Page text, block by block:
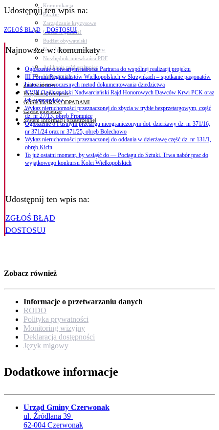
Komunikacja
Parafie
Zarządzanie kryzysowe
C.ześć w gminie!
Budżet obywatelski
Nieodpłatna pomoc prawna
Niezbędnik mieszkańca PDF
Aplikacja mMieszkaniec
Mapa gminy
Załatw sprawę
Pozyskane fundusze
GOSPODARKA ODPADAMI
Czyste powietrze
System Informacji przestrzennej
Udostępnij ten wpis na:
ZGŁOŚ BŁĄD DOSTOSUJ
Najnowszew: komunikaty
Ogłoszenie o otwartym naborze Partnera do wspólnej realizacji projektu
III Forum Regionalistów Wielkopolskich w Skrzynkach – spotkanie pasjonatów
historii i nowoczesnych metod dokumentowania dziedzictwa
XVIII Ogólnopolski Nadwarciański Rajd Honorowych Dawców Krwi PCK oraz
ich sympatyków
Wykaz nieruchomości przeznaczonej do zbycia w trybie bezprzetargowym, część
dz. nr 27/13, obręb Promnice
Ogłoszenie o I ustnym przetargu nieograniczonym dot. dzierżawy dz. nr 371/16,
nr 371/24 oraz nr 371/25, obręb Bolechowo
Wykaz nieruchomości przeznaczonej do oddania w dzierżawę część dz. nr 131/1,
obręb Kicin
To już ostatni moment, by wsiąść do — Pociągu do Sztuki. Trwa nabór prac do
wyjątkowego konkursu Kolei Wielkopolskich
Udostępnij ten wpis na:
ZGŁOŚ BŁĄD
DOSTOSUJ
Zobacz również
Informacje o przetwarzaniu danych
RODO
Polityka prywatności
Monitoring wizyjny
Deklaracja dostępności
Język migowy
Dodatkowe informacje
Urząd Gminy Czerwonak
ul. Źródlana 39
62-004 Czerwonak